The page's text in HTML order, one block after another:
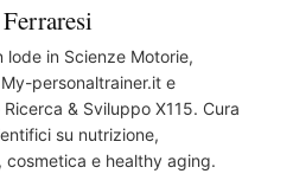
lode in Scienze Motorie,
personaltrainer.it e
& Sviluppo X115. Cura
su nutrizione,
cosmetica e healthy aging.